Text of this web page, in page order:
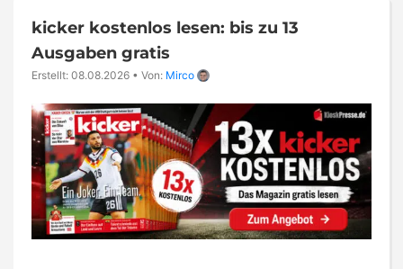
kicker kostenlos lesen: bis zu 13
Ausgaben gratis
Erstellt: 08.08.2026 • Von: Mirco